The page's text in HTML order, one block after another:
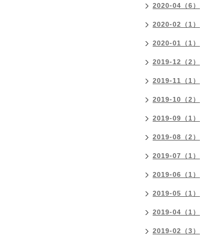
2020-04（6）
2020-02（1）
2020-01（1）
2019-12（2）
2019-11（1）
2019-10（2）
2019-09（1）
2019-08（2）
2019-07（1）
2019-06（1）
2019-05（1）
2019-04（1）
2019-02（3）